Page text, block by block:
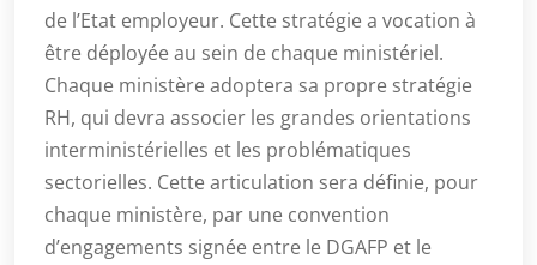
de l’Etat employeur. Cette stratégie a vocation à
être déployée au sein de chaque ministériel.
Chaque ministère adoptera sa propre stratégie
RH, qui devra associer les grandes orientations
interministérielles et les problématiques
sectorielles. Cette articulation sera définie, pour
chaque ministère, par une convention
d’engagements signée entre le DGAFP et le